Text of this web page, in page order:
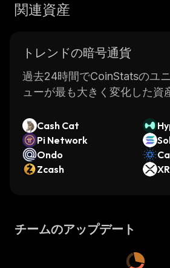
関連資産
トレンドの暗号通貨
過去24時間でCoinStatsのユ
ューが最も大きく変化した資
Cash Cat
Pi Network
Ondo
Zcash
チームのアップデート